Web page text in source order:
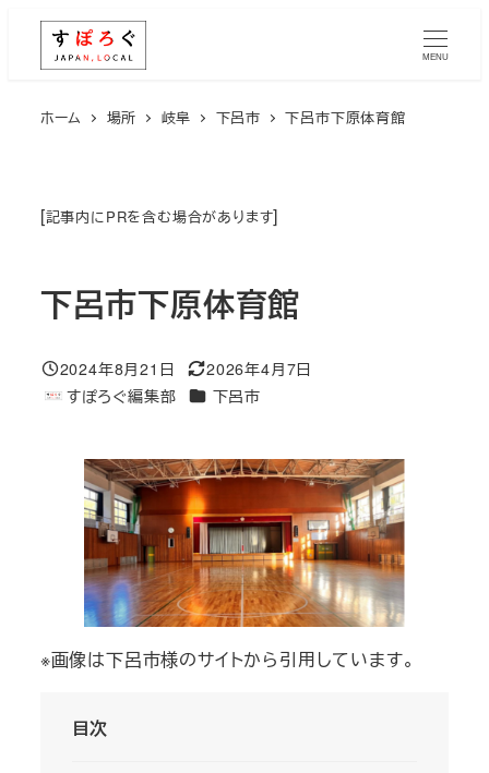
MENU
ホーム 場所 岐阜 下呂市 下呂市下原体育館
[記事内にPRを含む場合があります]
下呂市下原体育館
投稿日
2024年8月21日
更新日
2026年4月7日
著
すぽろぐ編集部 エリア下呂市
※画像は下呂市様のサイトから引用しています。
目次